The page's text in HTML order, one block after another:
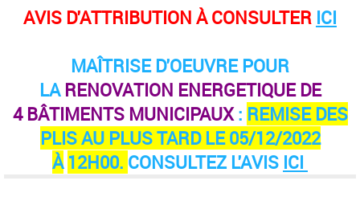
AVIS D'ATTRIBUTION À CONSULTER ICI
MAÎTRISE D'OEUVRE POUR
LA RENOVATION ENERGETIQUE DE
4 BÂTIMENTS MUNICIPAUX: REMISE DES
PLIS AU PLUS TARD LE 05/12/2022
À 12H00. CONSULTEZ L'AVIS ICI